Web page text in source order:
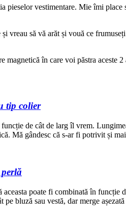
vestimentare. Mie îmi
vreau să vă arăt și vouă ce
în care voi păstra aceste
tip colier
de cât de larg îl vrem.
Mă gândesc că s-ar fi potrivit și
poate fi combinată în
bluză sau vestă, dar merge